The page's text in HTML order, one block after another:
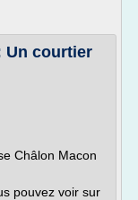
Un courtier
Châlon Macon
pouvez voir sur